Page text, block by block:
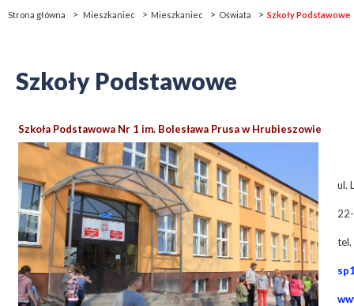
Strona główna Mieszkaniec Mieszkaniec Oświata Szkoły Podstawowe
Szkoły Podstawowe
Szkoła Podstawowa Nr 1 im. Bolesława Prusa w Hrubieszowie
ul.